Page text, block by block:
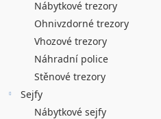
n
Nábytkové trezory
Ohnivzdorné trezory
Vhozové trezory
Náhradní police
Stěnové trezory
Sejfy
Nábytkové sejfy